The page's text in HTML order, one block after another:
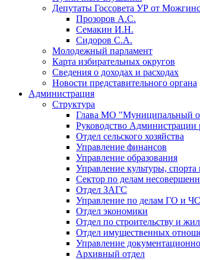
Депутаты Госсовета УР от
Прозоров А.С.
Семакин И.Н.
Сидоров С.А.
Молодежный парламент
Карта избирательных округов
Сведения о доходах и расходах
Новости представительного органа
Администрация
Структура
Глава МО "Муниципальный
Руководство Администрации
Отдел сельского хозяйства
Управление финансов
Управление образования
Управление культуры,
Сектор по делам
Отдел ЗАГС
Управление по делам ГО и
Отдел экономики
Отдел по строительству и
Отдел имущественных
Управление
Архивный отдел